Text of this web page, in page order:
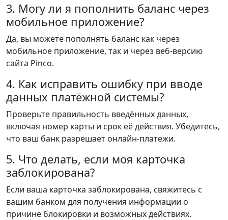
3. Могу ли я пополнить баланс через
мобильное приложение?
Да, вы можете пополнять баланс как через
мобильное приложение, так и через веб-версию
сайта Pinco.
4. Как исправить ошибку при вводе
данных платёжной системы?
Проверьте правильность введённых данных,
включая номер карты и срок её действия. Убедитесь,
что ваш банк разрешает онлайн-платежи.
5. Что делать, если моя карточка
заблокирована?
Если ваша карточка заблокирована, свяжитесь с
вашим банком для получения информации о
причине блокировки и возможных действиях.